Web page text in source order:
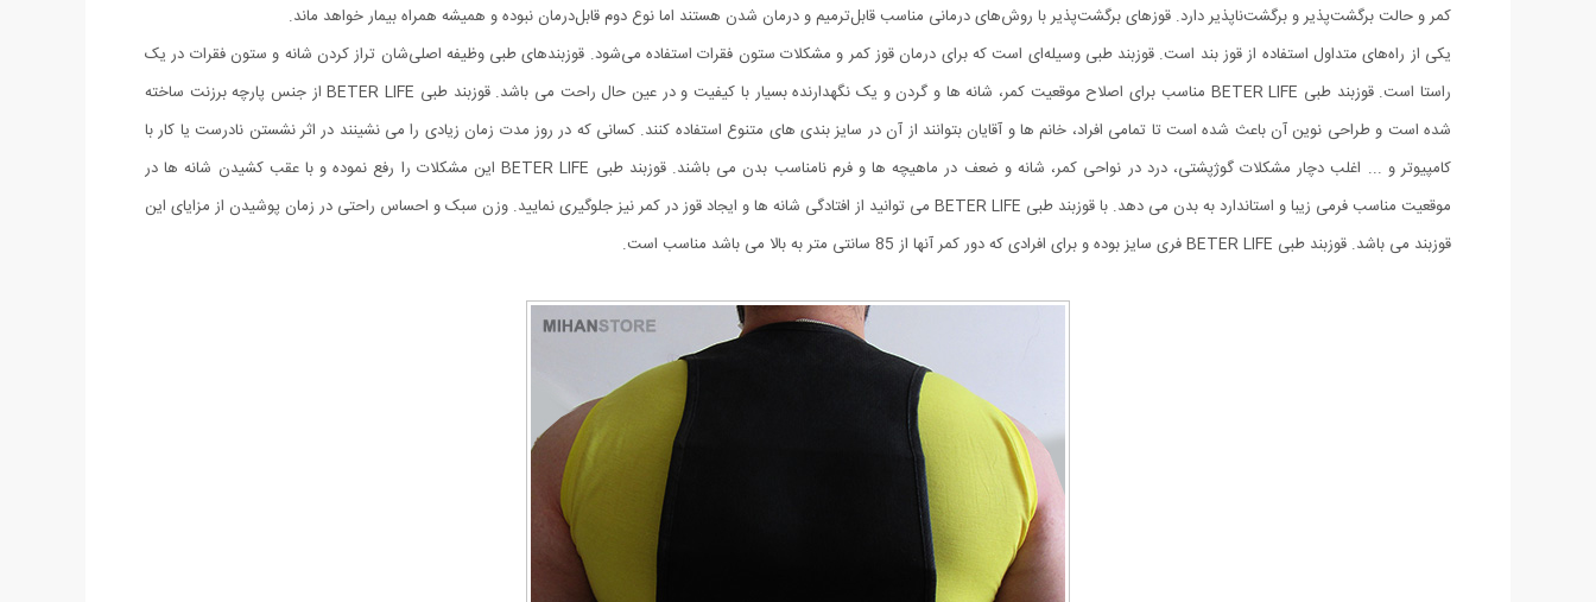
کمر و حالت برگشت‌پذیر و برگشت‌ناپذیر دارد. قوز‌های برگشت‌پذیر با روش‌‌های درمانی مناسب قابل‌ترمیم و درمان شدن هستند اما نوع دوم قابل‌درمان نبوده و همیشه همراه بیمار خواهد ماند.
یکی از راه‌های متداول استفاده از قوز بند است. قوزبند طبی وسیله‌ای است که برای درمان قوز کمر و مشکلات ستون فقرات استفاده می‌شود. قوزبندهای طبی وظیفه اصلی‌شان تراز کردن شانه و ستون فقرات در یک
راستا است. قوزبند طبی BETER LIFE مناسب برای اصلاح موقعیت کمر، شانه ها و گردن و یک نگهدارنده بسیار با کیفیت و در عین حال راحت می باشد. قوزبند طبی BETER LIFE از جنس پارچه برزنت ساخته
شده است و طراحی نوین آن باعث شده است تا تمامی افراد، خانم ها و آقایان بتوانند از آن در سایز بندی های متنوع استفاده کنند. کسانی که در روز مدت زمان زیادی را می نشینند در اثر نشستن نادرست یا کار با
کامپیوتر و ... اغلب دچار مشکلات گوژپشتی، درد در نواحی کمر، شانه و ضعف در ماهیچه ها و فرم نامناسب بدن می باشند. قوزبند طبی BETER LIFE این مشکلات را رفع نموده و با عقب کشیدن شانه ها در
موقعیت مناسب فرمی زیبا و استاندارد به بدن می دهد. با قوزبند طبی BETER LIFE می توانید از افتادگی شانه ها و ایجاد قوز در کمر نیز جلوگیری نمایید. وزن سبک و احساس راحتی در زمان پوشیدن از مزایای این
قوزبند می باشد. قوزبند طبی BETER LIFE فری سایز بوده و برای افرادی که دور کمر آنها از 85 سانتی متر به بالا می باشد مناسب است.